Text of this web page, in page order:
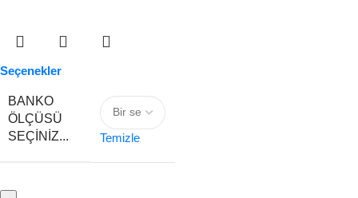
Seçenekler
BANKO
ÖLÇÜSÜ
SEÇINIZ...
Temizle